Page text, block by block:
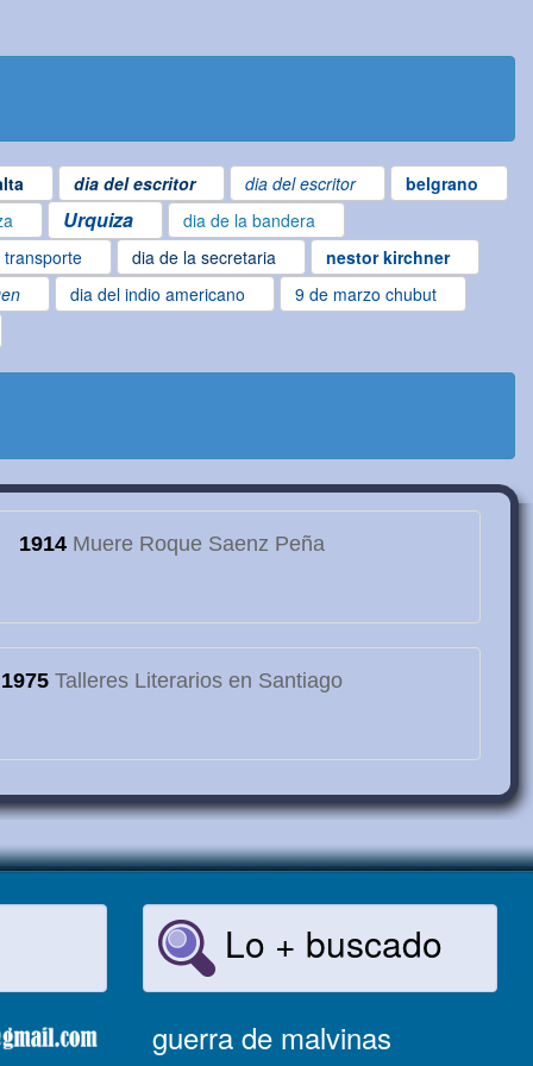
dia del escritor dia del escritor
belgrano
Urquiza
dia de la bandera
transporte dia de la secretaria nestor kirchner
dia del indio americano
9 de marzo chubut
1914Muere Roque Saenz Peña
1975Talleres Literarios en Santiago
Lo + buscado
guerra de malvinas